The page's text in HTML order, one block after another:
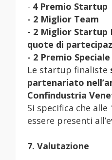
- 4 Premio Startup
- 2 Miglior Team
- 2 Miglior Startup
quote di
- 2 Premio
Le startup finaliste
partenariato
Confindustria
Si specifica che
essere presenti
7. Valutazione